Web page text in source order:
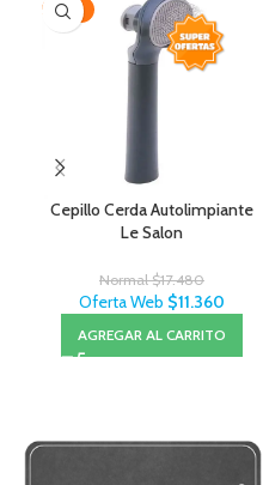
-35%
Cepillo Cerda Autolimpiante
Le Salon
Normal$17.480
Oferta Web $11.360
AGREGAR AL CARRITO